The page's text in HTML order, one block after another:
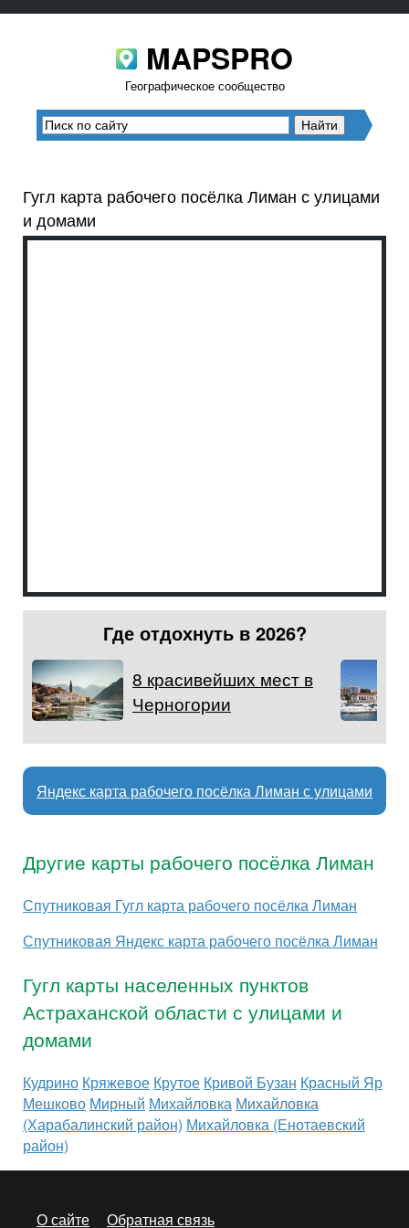
MAPSPRO
Географическое сообщество
Гугл карта рабочего посёлка Лиман с улицами
и домами
Где отдохнуть в 2026?
8 красивейших мест в
Черногории
Яндекс карта рабочего посёлка Лиман с улицами
Другие карты рабочего посёлка Лиман
Спутниковая Гугл карта рабочего посёлка Лиман
Спутниковая Яндекс карта рабочего посёлка Лиман
Гугл карты населенных пунктов
Астраханской области с улицами и
домами
Кудрино Кряжевое Крутое Кривой Бузан Красный Яр
Мешково Мирный Михайловка Михайловка
(Харабалинский район) Михайловка (Енотаевский
район)
О сайте Обратная связь